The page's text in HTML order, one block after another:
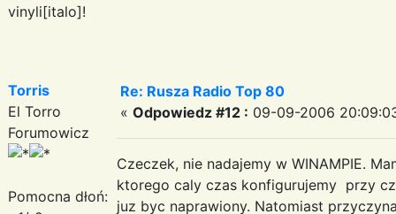
vinyli[italo]!
Torris
El Torro
Forumowicz
Pomocna dłoń:
Re: Rusza Radio Top 80
« Odpowiedz #12 : 09-09-2006
Czeczek, nie nadajemy w WINAMPIE.
ktorego caly czas konfigurujemy przy
juz byc naprawiony. Natomiast